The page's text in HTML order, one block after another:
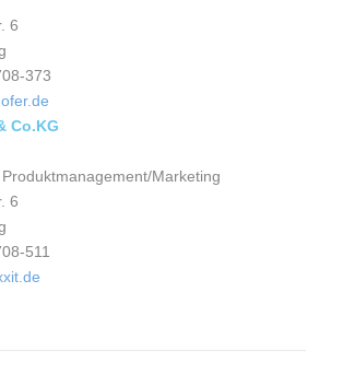
6
373
Co.KG
Marketing
6
511